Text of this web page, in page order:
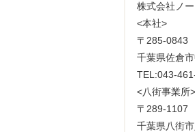
株式会社ノー
<本社>
〒285-0843
千葉県佐倉
TEL:043-
<八街事業所>
〒289-1107
千葉県八街